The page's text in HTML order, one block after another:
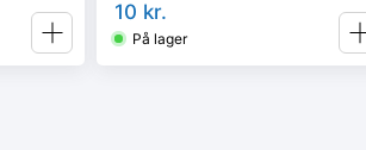
10 kr.
På lager